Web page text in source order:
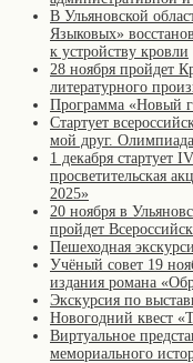
В Ульяновской
Языковых»
к устройству кровли
28 ноября пройдет
литературного
Программа «Новый
Стартует
мой друг.
1 декабря стартует
просветительская
2025»
20 ноября в
пройдет
Пешеходная
Учёный совет 19
издания романа
Экскурсия по
Новогодний квест
Виртуальное
мемориального